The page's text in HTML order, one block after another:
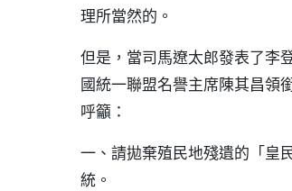
理所當然的。
但是，當司馬遼太郎發表了李
國統一聯盟名譽主席陳其昌領
呼籲：
一、請拋棄殖民地殘遺的「皇
統。